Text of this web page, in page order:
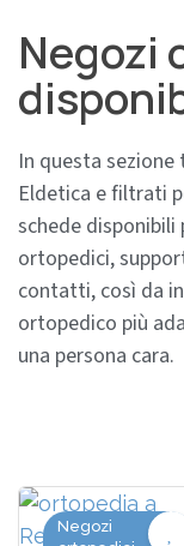
Negozi
In questa
Eldetica e filtrati
schede
ortopedici,
contatti, così da
ortopedico più
una persona cara.
Negozi